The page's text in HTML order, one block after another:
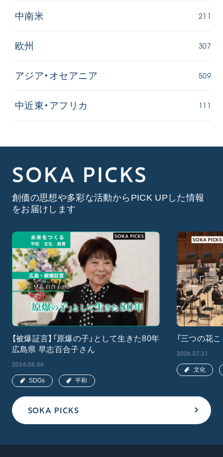
中南米 211
欧州 307
アジア・オセアニア 509
中近東・アフリカ 111
SOKA PICKS
創価の思想や多彩な活動からPICK UPした情報
をお届けします
SOKA PICKS
【被爆証言】「原爆の子」として生きた80年
広島県 早志百合子さん
2026.08.06
SDGs 平和
「三つの花
2026.07.31
文化